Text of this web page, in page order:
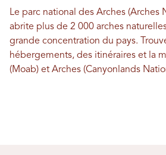
Le parc national des Arches (Arches
abrite plus de 2 000 arches
grande concentration du pays.
hébergements, des itinéraires et la
(Moab) et Arches (Canyonlands